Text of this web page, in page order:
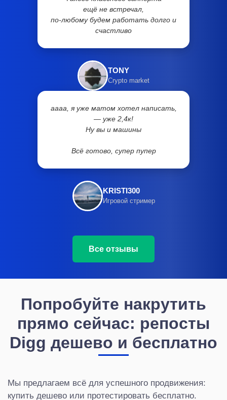
ещё не встречал,
по-любому будем работать долго и
счастливо
TONY
Crypto market
аааа, я уже матом хотел написать,
— уже 2,4к!
Ну вы и машины
Всё готово, супер пупер
KRISTI300
Игровой стример
Все отзывы
Попробуйте накрутить
прямо сейчас: репосты
Digg дешево и бесплатно
Мы предлагаем всё для успешного продвижения:
купить дешево или протестировать бесплатно.